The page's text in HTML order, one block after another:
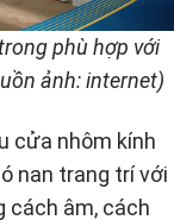
phù hợp với
ảnh: internet)
cửa nhôm kính
nan trang trí với
cách âm, cách